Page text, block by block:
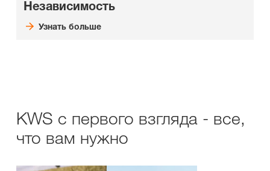
Независимость
Узнать больше
KWS с первого взгляда - все,
что вам нужно